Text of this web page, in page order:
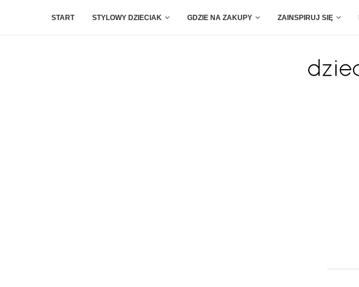
START STYLOWY DZIECIAK GDZIE NA ZAKUPY ZAINSPIRUJ SIĘ